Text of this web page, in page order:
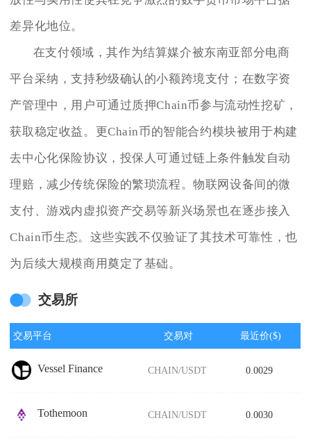
差异化地位。
在支付领域，其作为结算媒介被东南亚部分电商
平台采纳，支持秒级确认的小额跨境支付；在数字资
产管理中，用户可通过质押Chain币参与流动性挖矿，
获取稳定收益。更Chain币的智能合约模块被用于构建
去中心化保险协议，投保人可通过链上条件触发自动
理赔，减少传统保险的繁琐流程。物联网设备间的微
支付、游戏内虚拟资产交易等新兴场景也在逐步接入
Chain币生态。这些实践不仅验证了其技术可靠性，也
为后续大规模商用奠定了基础。
交易所
交易平台 交易对 最近价($)
Vessel Finance CHAIN/USDT 0.0029
Tothemoon CHAIN/USDT 0.0030